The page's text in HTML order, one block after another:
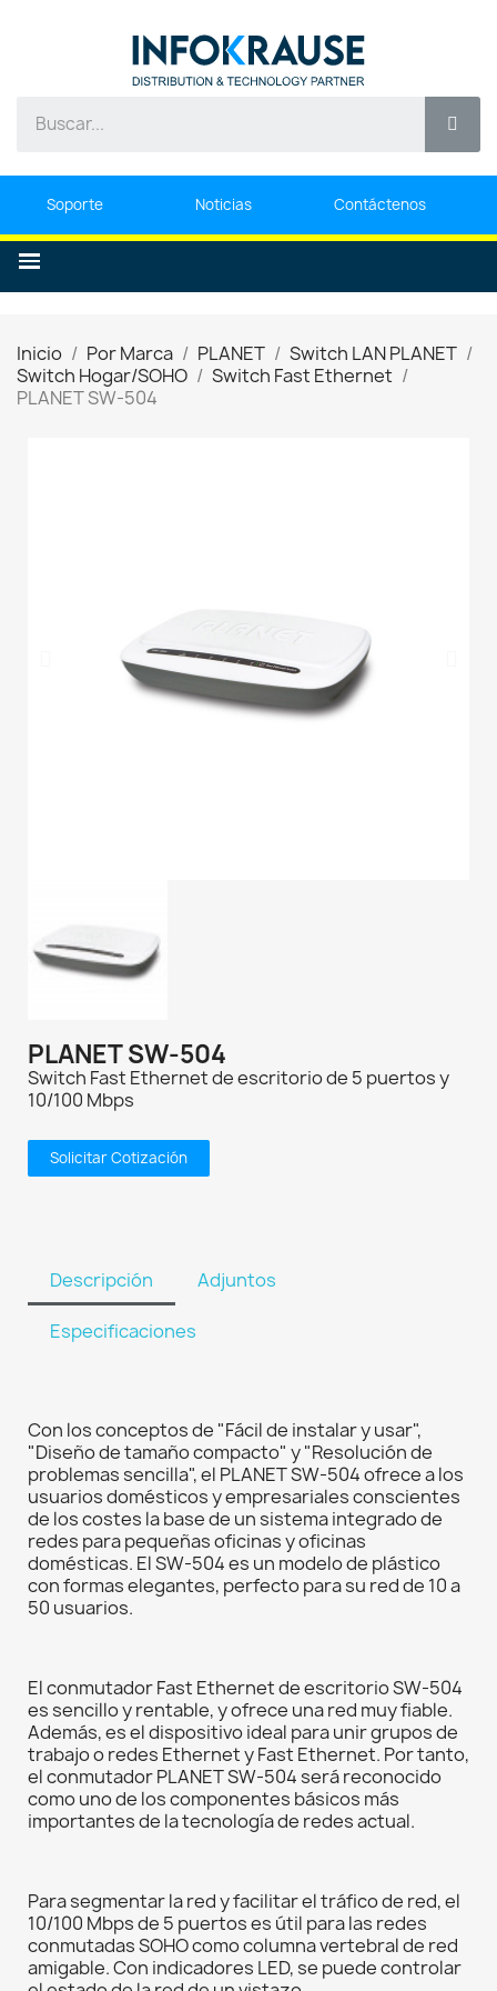
Soporte Noticias Contáctenos
Inicio Por Marca PLANET
Switch LAN PLANET
Switch Hogar/SOHO
Switch Fast Ethernet
PLANET SW-504
PLANET SW-504
Switch Fast Ethernet de escritorio de 5 puertos y
10/100 Mbps
Solicitar Cotización
Descripción Adjuntos
Especificaciones
Con los conceptos de "Fácil de instalar y usar",
"Diseño de tamaño compacto" y "Resolución de
problemas sencilla", el PLANET SW-504 ofrece a los
usuarios domésticos y empresariales conscientes
de los costes la base de un sistema integrado de
redes para pequeñas oficinas y oficinas
domésticas. El SW-504 es un modelo de plástico
con formas elegantes, perfecto para su red de 10 a
50 usuarios.
El conmutador Fast Ethernet de escritorio SW-504
es sencillo y rentable, y ofrece una red muy fiable.
Además, es el dispositivo ideal para unir grupos de
trabajo o redes Ethernet y Fast Ethernet. Por tanto,
el conmutador PLANET SW-504 será reconocido
como uno de los componentes básicos más
importantes de la tecnología de redes actual.
Para segmentar la red y facilitar el tráfico de red, el
10/100 Mbps de 5 puertos es útil para las redes
conmutadas SOHO como columna vertebral de red
amigable. Con indicadores LED, se puede controlar